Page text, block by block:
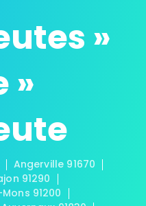
»
»
Angerville 91670
91290
91200